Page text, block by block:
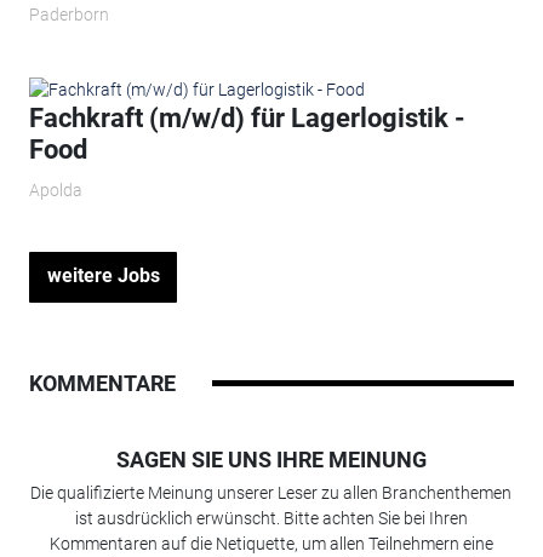
Paderborn
Fachkraft (m/w/d) für Lagerlogistik -
Food
Apolda
weitere Jobs
KOMMENTARE
SAGEN SIE UNS IHRE MEINUNG
Die qualifizierte Meinung unserer Leser zu allen Branchenthemen
ist ausdrücklich erwünscht. Bitte achten Sie bei Ihren
Kommentaren auf die Netiquette, um allen Teilnehmern eine